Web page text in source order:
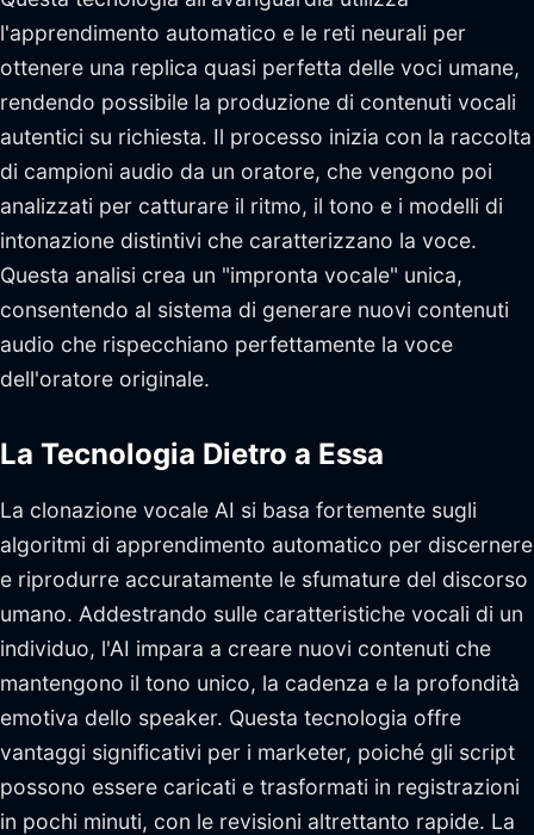
l'apprendimento automatico e le reti neurali per
ottenere una replica quasi perfetta delle voci umane,
rendendo possibile la produzione di contenuti vocali
autentici su richiesta. Il processo inizia con la raccolta
di campioni audio da un oratore, che vengono poi
analizzati per catturare il ritmo, il tono e i modelli di
intonazione distintivi che caratterizzano la voce.
Questa analisi crea un "impronta vocale" unica,
consentendo al sistema di generare nuovi contenuti
audio che rispecchiano perfettamente la voce
dell'oratore originale.
La Tecnologia Dietro a Essa
La clonazione vocale AI si basa fortemente sugli
algoritmi di apprendimento automatico per discernere
e riprodurre accuratamente le sfumature del discorso
umano. Addestrando sulle caratteristiche vocali di un
individuo, l'AI impara a creare nuovi contenuti che
mantengono il tono unico, la cadenza e la profondità
emotiva dello speaker. Questa tecnologia offre
vantaggi significativi per i marketer, poiché gli script
possono essere caricati e trasformati in registrazioni
in pochi minuti, con le revisioni altrettanto rapide. La